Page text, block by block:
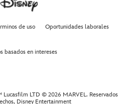
de uso Oportunidades laborales
basados en intereses
LTD © 2026 MARVEL. Reservados
Disney Entertainment